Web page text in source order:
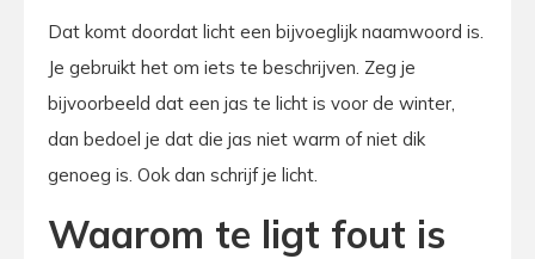
Dat komt doordat licht een bijvoeglijk naamwoord is.
Je gebruikt het om iets te beschrijven. Zeg je
bijvoorbeeld dat een jas te licht is voor de winter,
dan bedoel je dat die jas niet warm of niet dik
genoeg is. Ook dan schrijf je licht.
Waarom te ligt fout is